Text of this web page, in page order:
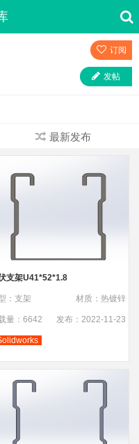
订阅
发帖
最新发布
支架U41*52*1.8
：支架 材质：热镀锌
量：6642 发布：2022-11-23